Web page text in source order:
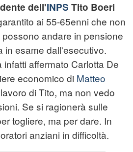
dell'INPS Tito Boeri
ai 55-65enni che non
andare in pensione
in esame dall'esecutivo.
affermato Carlotta De
economico di Matteo
di Tito, ma non vedo
Se si ragionerà sulle
togliere, ma per dare. In
anziani in difficoltà.